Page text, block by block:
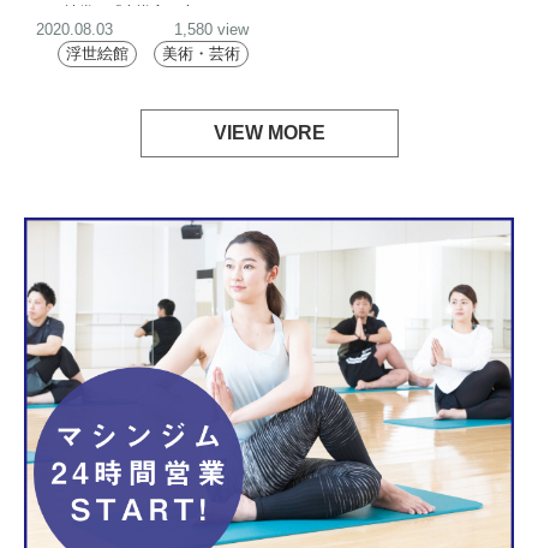
え、辻堂の「意識高い度」はも
う誰も止められない!?
2020.08.03
1,580 view
浮世絵館
美術・芸術
VIEW MORE